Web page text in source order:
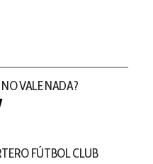
VALE NADA?
FÚTBOL CLUB